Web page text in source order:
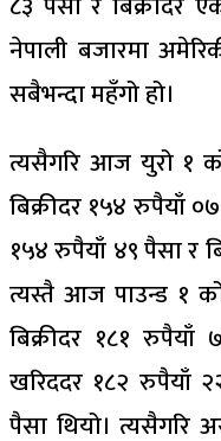
नेपाली बजारमा
सबैभन्दा महँगो हो।
त्यसैगरि आज युरो १
बिक्रीदर १५४ रुपैयाँ
१५४ रुपैयाँ ४९ पैसा र
त्यस्तै आज पाउन्ड १
बिक्रीदर १८१
खरिददर १८२ रुपैयाँ
पैसा थियो। त्यसैगरि